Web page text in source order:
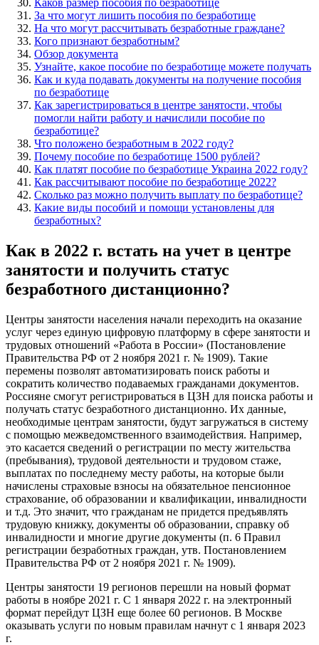
За что могут лишить пособия по безработице
На что могут рассчитывать безработные граждане?
Кого признают безработным?
Обзор документа
Узнайте, какое пособие по безработице можете получать
Как и куда подавать документы на получение пособия
по безработице
Как зарегистрироваться в центре занятости, чтобы
помогли найти работу и начислили пособие по
безработице?
Что положено безработным в 2022 году?
Почему пособие по безработице 1500 рублей?
Как платят пособие по безработице Украина 2022 году?
Как рассчитывают пособие по безработице 2022?
Сколько раз можно получить выплату по безработице?
Какие виды пособий и помощи установлены для
безработных?
Как в 2022 г. встать на учет в центре
занятости и получить статус
безработного дистанционно?
Центры занятости населения начали переходить на оказание
услуг через единую цифровую платформу в сфере занятости и
трудовых отношений «Работа в России» (Постановление
Правительства РФ от 2 ноября 2021 г. № 1909). Такие
перемены позволят автоматизировать поиск работы и
сократить количество подаваемых гражданами документов.
Россияне смогут регистрироваться в ЦЗН для поиска работы и
получать статус безработного дистанционно. Их данные,
необходимые центрам занятости, будут загружаться в систему
с помощью межведомственного взаимодействия. Например,
это касается сведений о регистрации по месту жительства
(пребывания), трудовой деятельности и трудовом стаже,
выплатах по последнему месту работы, на которые были
начислены страховые взносы на обязательное пенсионное
страхование, об образовании и квалификации, инвалидности
и т.д. Это значит, что гражданам не придется предъявлять
трудовую книжку, документы об образовании, справку об
инвалидности и многие другие документы (п. 6 Правил
регистрации безработных граждан, утв. Постановлением
Правительства РФ от 2 ноября 2021 г. № 1909).
Центры занятости 19 регионов перешли на новый формат
работы в ноябре 2021 г. С 1 января 2022 г. на электронный
формат перейдут ЦЗН еще более 60 регионов. В Москве
оказывать услуги по новым правилам начнут с 1 января 2023
г.